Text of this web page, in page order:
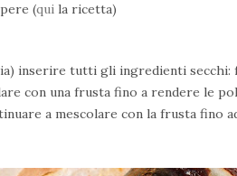
(qui la ricetta)
inserire tutti gli ingredienti secchi:
con una frusta fino a rendere le
a mescolare con la frusta fino